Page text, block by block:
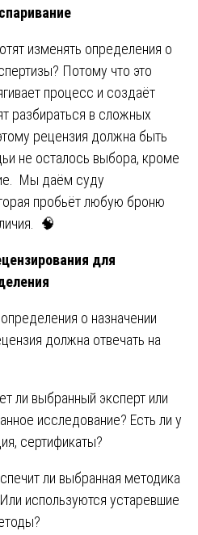
изменять определения о
Потому что это
процесс и создаёт
разбираться в сложных
рецензия должна быть
не осталось выбора, кроме
Мы даём суду
пробьёт любую броню
🧠
для
о назначении
должна отвечать на
ли выбранный эксперт или
исследование? Есть ли у
сертификаты?
ли выбранная методика
используются устаревшие